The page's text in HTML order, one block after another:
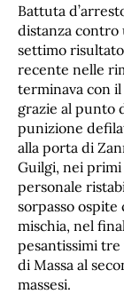
Battuta
distanza contro
settimo
recente nelle
terminava con
grazie al punto
punizione
alla porta di
Guilgi, nei
personale
sorpasso ospite
mischia, nel
pesantissimi
di Massa al
massesi.